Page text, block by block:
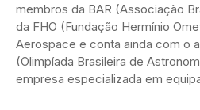
membros da BAR (Associação
da FHO (Fundação Hermínio
Aerospace e conta ainda com o
(Olimpíada Brasileira de
empresa especializada em